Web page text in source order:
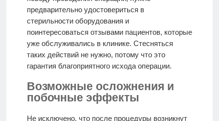
предварительно удостовериться в
стерильности оборудования и
поинтересоваться отзывами пациентов, которые
уже обслуживались в клинике. Стесняться
таких действий не нужно, потому что это
гарантия благоприятного исхода операции.
Возможные осложнения и
побочные эффекты
Не исключено, что после процедуры возникнут